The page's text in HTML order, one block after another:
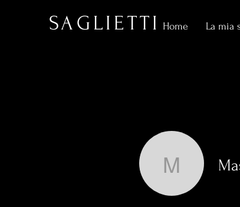
SAGLIETTIHome La mia